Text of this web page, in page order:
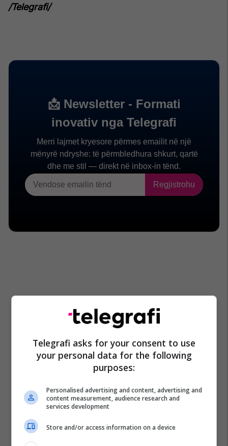
/Telegrafi/
Telegrafi asks for your consent to use
your personal data for the following
purposes:
Personalised advertising and content, advertising and
content measurement, audience research and
services development
Store and/or access information on a device